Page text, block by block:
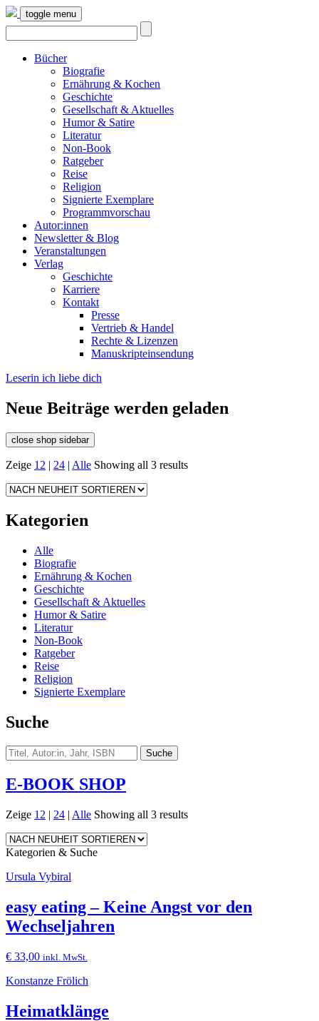
toggle menu
Bücher
Biografie
Ernährung & Kochen
Geschichte
Gesellschaft & Aktuelles
Humor & Satire
Literatur
Non-Book
Ratgeber
Reise
Religion
Signierte Exemplare
Programmvorschau
Autor:innen
Newsletter & Blog
Veranstaltungen
Verlag
Geschichte
Karriere
Kontakt
Presse
Vertrieb & Handel
Rechte & Lizenzen
Manuskripteinsendung
Leserin ich liebe dich
Neue Beiträge werden geladen
close shop sidebar
Zeige 12 | 24 | Alle Showing all 3 results
Kategorien
Alle
Biografie
Ernährung & Kochen
Geschichte
Gesellschaft & Aktuelles
Humor & Satire
Literatur
Non-Book
Ratgeber
Reise
Religion
Signierte Exemplare
Suche
E-BOOK SHOP
Zeige 12 | 24 | Alle Showing all 3 results
Kategorien & Suche
Ursula Vybiral
easy eating – Keine Angst vor den
Wechseljahren
€ 33,00 inkl. MwSt.
Konstanze Frölich
Heimatklänge